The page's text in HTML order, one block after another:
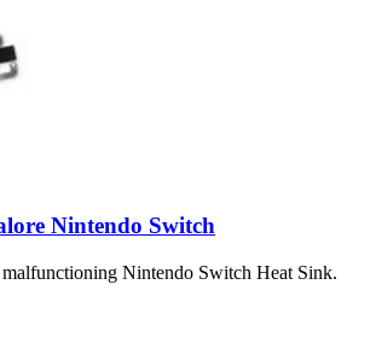
Nintendo Switch
Nintendo Switch Heat Sink.